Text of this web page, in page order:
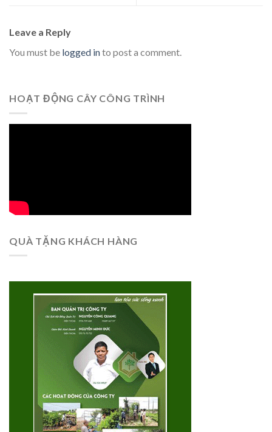
Leave a Reply
You must be logged into post a comment.
HOẠT ĐỘNG CÂY CÔNG TRÌNH
QUÀ TẶNG KHÁCH HÀNG